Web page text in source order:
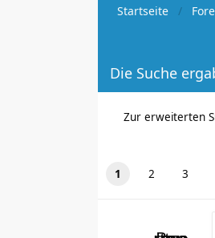
Startseite
Die Suche
Zur erweiterten
1 2 3